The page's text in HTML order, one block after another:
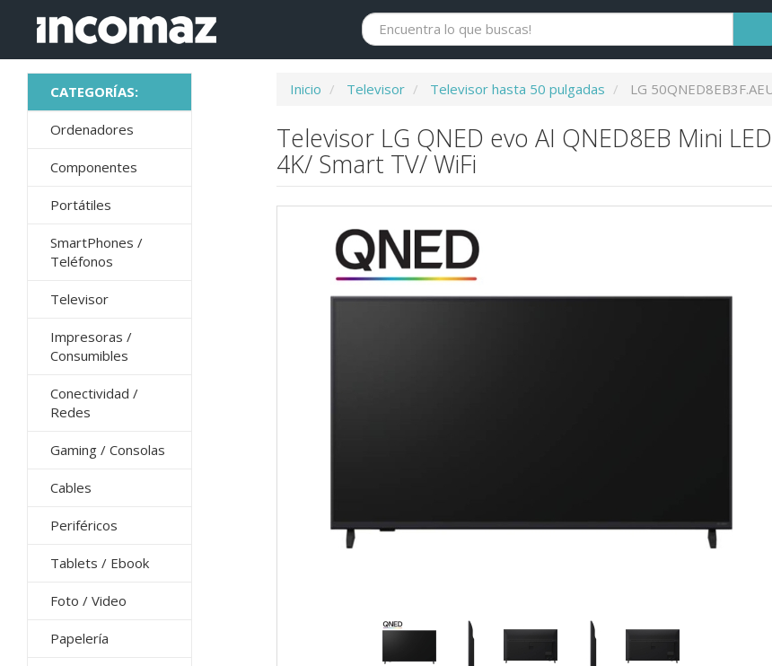
Ordenadores
Componentes
Portátiles
SmartPhones /
Teléfonos
Televisor
Impresoras /
Consumibles
Conectividad /
Redes
Gaming / Consolas
Cables
Periféricos
Tablets / Ebook
Foto / Video
Papelería
Inicio Televisor Televisor hasta 50 pulgadas LG
Televisor LG QNED evo AI QNED8EB Mini
4K/ Smart TV/ WiFi